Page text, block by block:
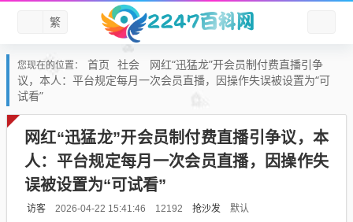
繁
您现在的位置： 首页 社会
网红“迅猛龙”开会员制付费直播引争
议，本人：平台规定每月一次会员直播，因操作失误被设置为“可
试看”
网红“迅猛龙”开会员制付费直播引争议，本
人：平台规定每月一次会员直播，因操作失
误被设置为“可试看”
访客 2026-04-22 15:41:46 12192 抢沙发 默认